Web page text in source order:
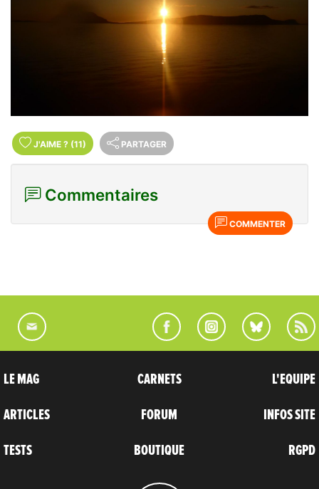
J'AIME ? (11) PARTAGER
Commentaires
COMMENTER
LE MAG
ARTICLES
TESTS
CARNETS
FORUM
BOUTIQUE
L'EQUIPE
INFOS SITE
RGPD